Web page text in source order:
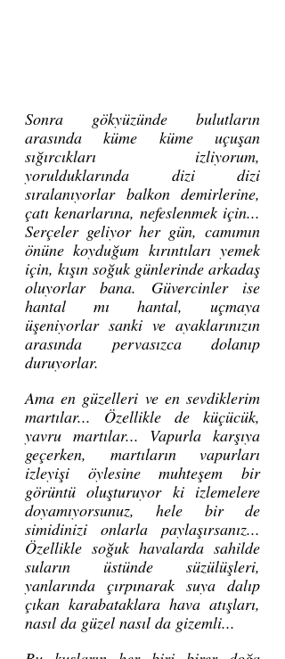
Sonra gökyüzünde bulutların
arasında küme küme uçuşan
sığırcıkları izliyorum,
yorulduklarında dizi dizi
sıralanıyorlar balkon demirlerine,
çatı kenarlarına, nefeslenmek için...
Serçeler geliyor her gün, camımın
önüne koyduğum kırıntıları yemek
için, kışın soğuk günlerinde arkadaş
oluyorlar bana. Güvercinler ise
hantal mı hantal, uçmaya
üşeniyorlar sanki ve ayaklarınızın
arasında pervasızca dolanıp
duruyorlar.
Ama en güzelleri ve en sevdiklerim
martılar... Özellikle de küçücük,
yavru martılar... Vapurla karşıya
geçerken, martıların vapurları
izleyişi öylesine muhteşem bir
görüntü oluşturuyor ki izlemelere
doyamıyorsunuz, hele bir de
simidinizi onlarla paylaşırsanız...
Özellikle soğuk havalarda sahilde
suların üstünde süzülüşleri,
yanlarında çırpınarak suya dalıp
çıkan karabataklara hava atışları,
nasıl da güzel nasıl da gizemli...